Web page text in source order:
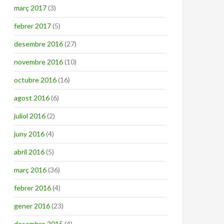
març 2017(3)
febrer 2017(5)
desembre 2016(27)
novembre 2016(10)
octubre 2016(16)
agost 2016(6)
juliol 2016(2)
juny 2016(4)
abril 2016(5)
març 2016(36)
febrer 2016(4)
gener 2016(23)